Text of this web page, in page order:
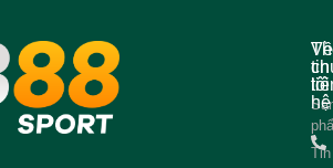
Về
tôi
Tin
tin
hệ